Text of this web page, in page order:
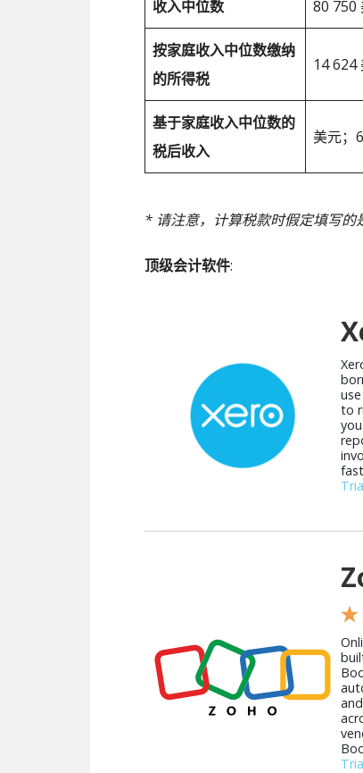
收入中位数 80 750
按家庭收入中位数缴纳
的所得税
14 624
基于家庭收入中位数的
税后收入
美元；
* 请注意，计算税款时假定填写的
顶级会计软件:
to
★